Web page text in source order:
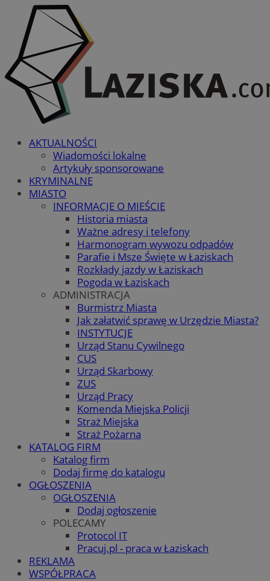
AKTUALNOŚCI
Wiadomości lokalne
Artykuły sponsorowane
KRYMINALNE
MIASTO
INFORMACJE O MIEŚCIE
Historia miasta
Ważne adresy i telefony
Harmonogram wywozu odpadów
Parafie i Msze Święte w Łaziskach
Rozkłady jazdy w Łaziskach
Pogoda w Łaziskach
ADMINISTRACJA
Burmistrz Miasta
Jak załatwić sprawę w Urzędzie Miasta?
INSTYTUCJE
Urząd Stanu Cywilnego
CUS
Urząd Skarbowy
ZUS
Urząd Pracy
Komenda Miejska Policji
Straż Miejska
Straż Pożarna
KATALOG FIRM
Katalog firm
Dodaj firmę do katalogu
OGŁOSZENIA
OGŁOSZENIA
Dodaj ogłoszenie
POLECAMY
Protocol IT
Pracuj.pl - praca w Łaziskach
REKLAMA
WSPÓŁPRACA